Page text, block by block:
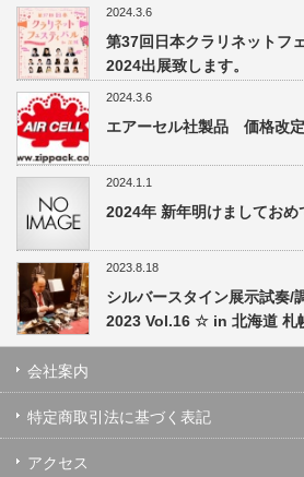
2024.3.6
第37回日本クラリネット
2024出展致します。
2024.3.6
エアーセル社製品 価格改
2024.1.1
2024年 新年明けましておめ
2023.8.18
シルバースタイン展示試奏
2023 Vol.16 ☆ in
会社案内
特定商取引法に基づく表記
アクセス